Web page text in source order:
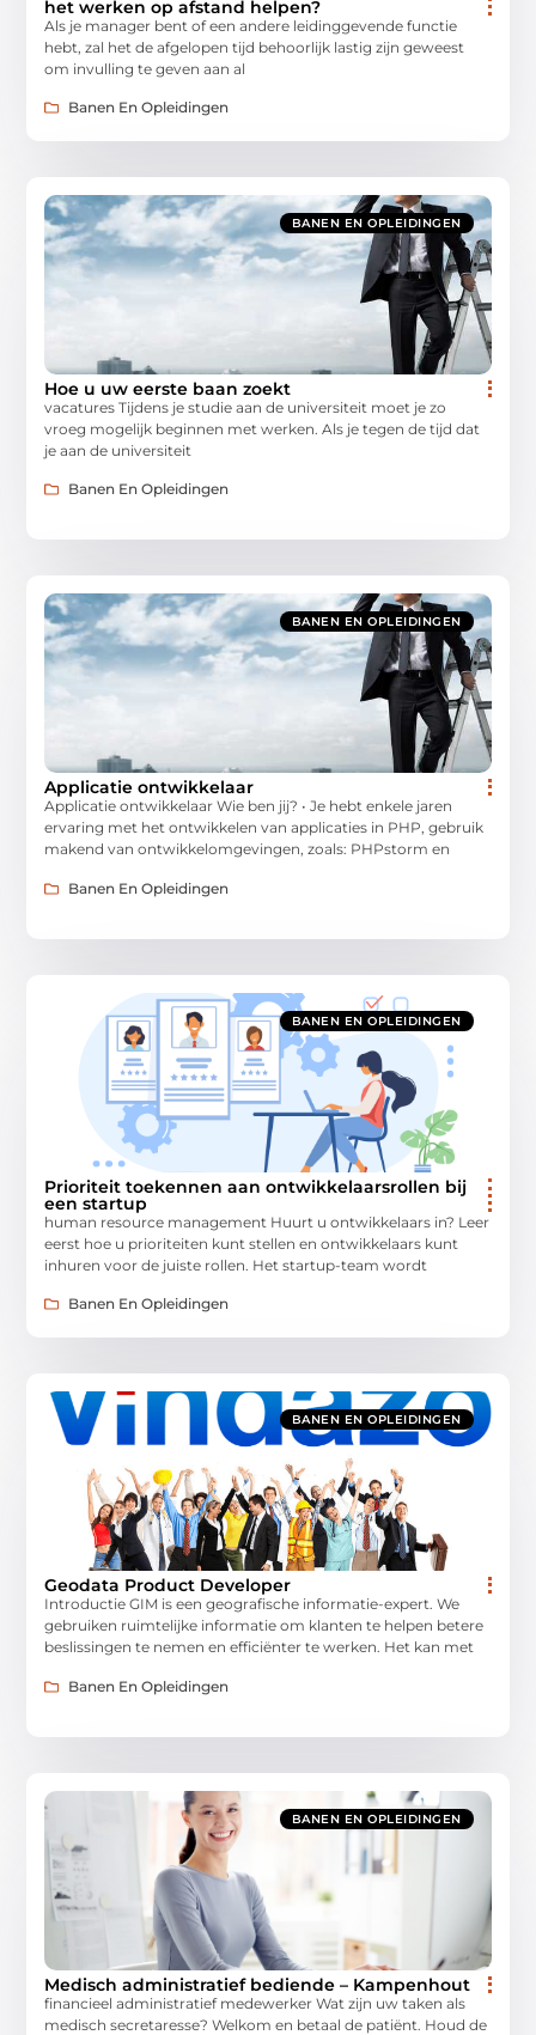
het werken op afstand helpen?
Als je manager bent of een andere leidinggevende functie
hebt, zal het de afgelopen tijd behoorlijk lastig zijn geweest
om invulling te geven aan al
Banen En Opleidingen
BANEN EN OPLEIDINGEN
Hoe u uw eerste baan zoekt
vacatures Tijdens je studie aan de universiteit moet je zo
vroeg mogelijk beginnen met werken. Als je tegen de tijd dat
je aan de universiteit
Banen En Opleidingen
BANEN EN OPLEIDINGEN
Applicatie ontwikkelaar
Applicatie ontwikkelaar Wie ben jij? • Je hebt enkele jaren
ervaring met het ontwikkelen van applicaties in PHP, gebruik
makend van ontwikkelomgevingen, zoals: PHPstorm en
Banen En Opleidingen
BANEN EN OPLEIDINGEN
Prioriteit toekennen aan ontwikkelaarsrollen bij
een startup
human resource management Huurt u ontwikkelaars in? Leer
eerst hoe u prioriteiten kunt stellen en ontwikkelaars kunt
inhuren voor de juiste rollen. Het startup-team wordt
Banen En Opleidingen
BANEN EN OPLEIDINGEN
Geodata Product Developer
Introductie GIM is een geografische informatie-expert. We
gebruiken ruimtelijke informatie om klanten te helpen betere
beslissingen te nemen en efficiënter te werken. Het kan met
Banen En Opleidingen
BANEN EN OPLEIDINGEN
Medisch administratief bediende – Kampenhout
financieel administratief medewerker Wat zijn uw taken als
medisch secretaresse? Welkom en betaal de patiënt. Houd de